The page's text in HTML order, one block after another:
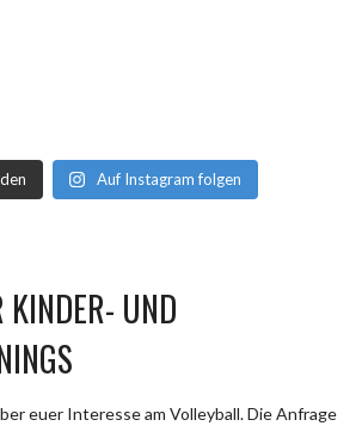
Auf Instagram folgen
UND
euer Interesse am Volleyball. Die Anfrage